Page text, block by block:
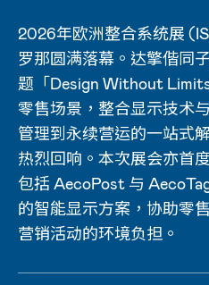
2026年欧洲整合系统展
罗那圆满落幕。达擎偕同
题「Design Without
零售场景，整合显示技术
管理到永续营运的一站式
热烈回响。本次展会亦首
包括 AecoPost 与
的智能显示方案，协助零
营销活动的环境负担。